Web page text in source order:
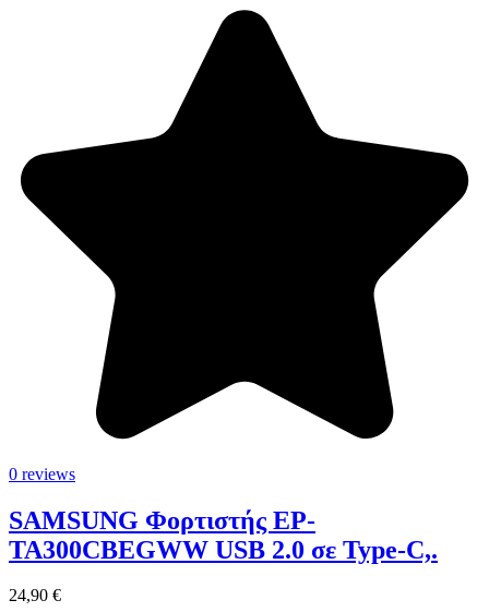
0 reviews
SAMSUNG Φορτιστής EP-
TA300CBEGWW USB 2.0 σε Type-C,.
24,90 €